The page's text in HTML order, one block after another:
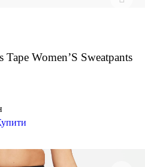
Women’S Sweatpants